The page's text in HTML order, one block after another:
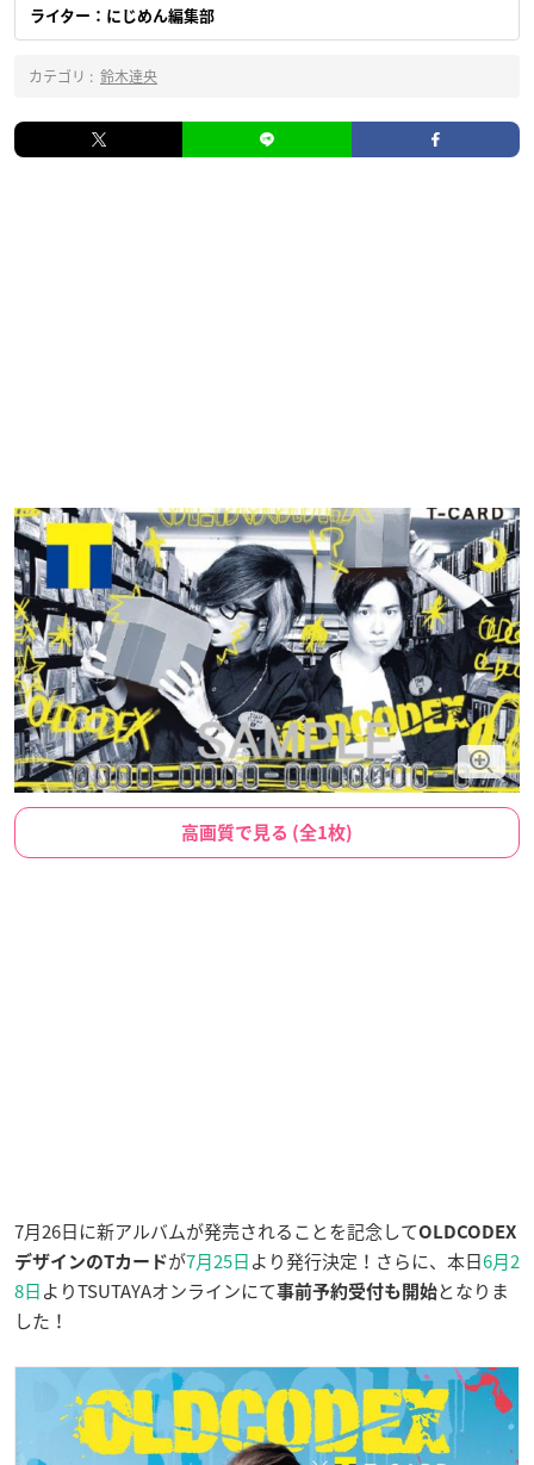
ライター：にじめん編集部
カテゴリ : 鈴木達央
高画質で見る (全1枚)
7月26日に新アルバムが発売されることを記念してOLDCODEX
デザインのTカードが7月25日より発行決定！さらに、本日6月2
8日よりTSUTAYAオンラインにて事前予約受付も開始となりま
した！